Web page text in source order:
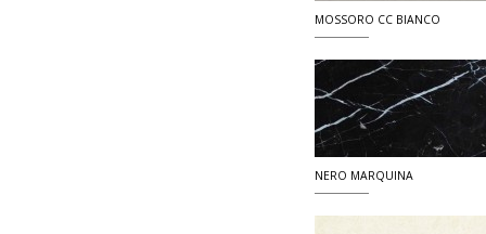
MOSSORO CC BIANCO
NERO MARQUINA